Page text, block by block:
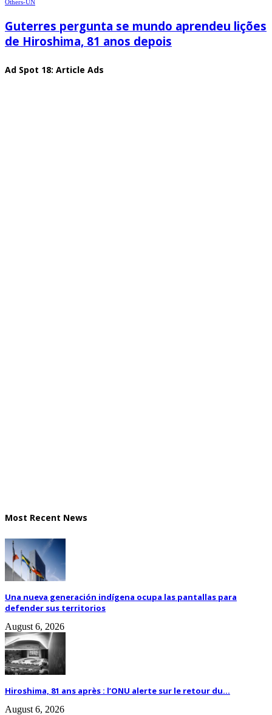
Others-UN
Guterres pergunta se mundo aprendeu lições
de Hiroshima, 81 anos depois
Ad Spot 18: Article Ads
Most Recent News
Una nueva generación indígena ocupa las pantallas para
defender sus territorios
August 6, 2026
Hiroshima, 81 ans après : l’ONU alerte sur le retour du...
August 6, 2026